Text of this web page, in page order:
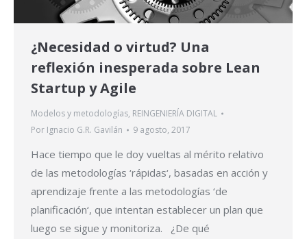
¿Necesidad o virtud? Una
reflexión inesperada sobre Lean
Startup y Agile
Modelos y metodologías, REINGENIERÍA DIGITAL
Por Ignacio G.R. Gavilán 9 agosto, 2017
Hace tiempo que le doy vueltas al mérito relativo
de las metodologías ‘rápidas‘, basadas en acción y
aprendizaje frente a las metodologías ‘de
planificación‘, que intentan establecer un plan que
luego se sigue y monitoriza. ¿De qué